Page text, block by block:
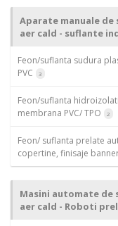
Aparate manuale de
aer cald - suflante
Feon/suflanta sudura
PVC
3
Feon/suflanta
membrana PVC/ TPO
2
Feon/ suflanta prelate
copertine, finisaje
Masini automate de
aer cald - Roboti